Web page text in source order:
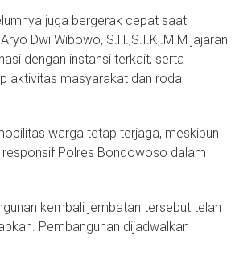
juga bergerak cepat saat
Dwi Wibowo, S.H.,S.I.K,.M.M jajaran
dengan instansi terkait, serta
aktivitas masyarakat dan roda
warga tetap terjaga, meskipun
Polres Bondowoso dalam
kembali jembatan tersebut telah
Pembangunan dijadwalkan